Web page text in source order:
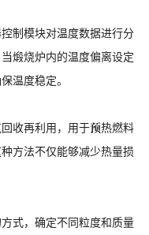
制模块对温度数据进行分
煅烧炉内的温度偏离设定
温度稳定。
收再利用，用于预热燃料
方法不仅能够减少热量损
式，确定不同粒度和质量